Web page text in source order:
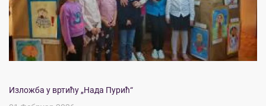
Изложба у вртићу „Нада Пурић“